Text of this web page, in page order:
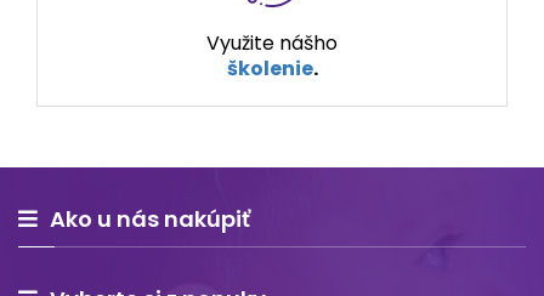
Využite nášho
školenie.
Ako u nás nakúpiť